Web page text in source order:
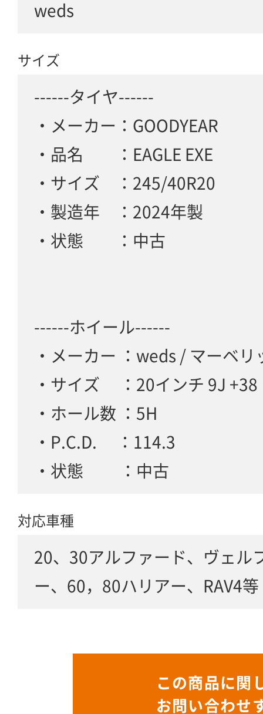
weds
サイズ
------タイヤ------
・メーカー：GOODYEAR
・品名 ：EAGLE EXE
・サイズ ：245/40R20
・製造年 ：2024年製
・状態 ：中古
------ホイール------
・メーカー ：weds / マーベリ
・サイズ ：20インチ 9J +38
・ホール数 ：5H
・P.C.D. ：114.3
・状態 ：中古
対応車種
20、30アルファード、ヴェル
ー、60，80ハリアー、RAV4等
この商品に関
お問い合わせ